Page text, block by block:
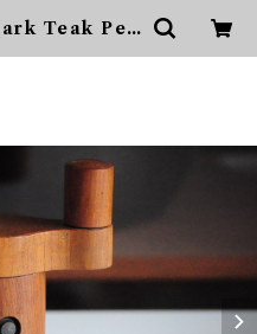
Teak Pep